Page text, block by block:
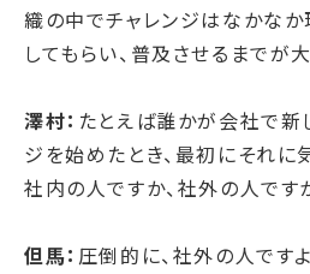
織の中でチャレンジはなかなか
してもらい、普及させるまでが大
澤村： たとえば誰かが会社で新
ジを始めたとき、最初にそれに
社内の人ですか、社外の人です
但馬： 圧倒的に、社外の人ですよ